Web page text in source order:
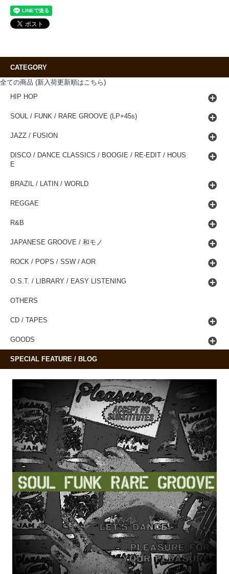
CATEGORY
全ての商品 (新入荷更新順はこちら)
HIP HOP
SOUL / FUNK / RARE GROOVE (LP+45s)
JAZZ / FUSION
DISCO / DANCE CLASSICS / BOOGIE / RE-EDIT / HOUS
E
BRAZIL / LATIN / WORLD
REGGAE
R&B
JAPANESE GROOVE / 和モノ
ROCK / POPS / SSW / AOR
O.S.T. / LIBRARY / EASY LISTENING
OTHERS
CD / TAPES
GOODS
SPECIAL FEATURE / BLOG